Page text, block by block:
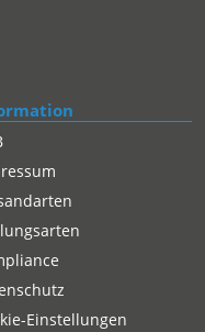
Einstellungen